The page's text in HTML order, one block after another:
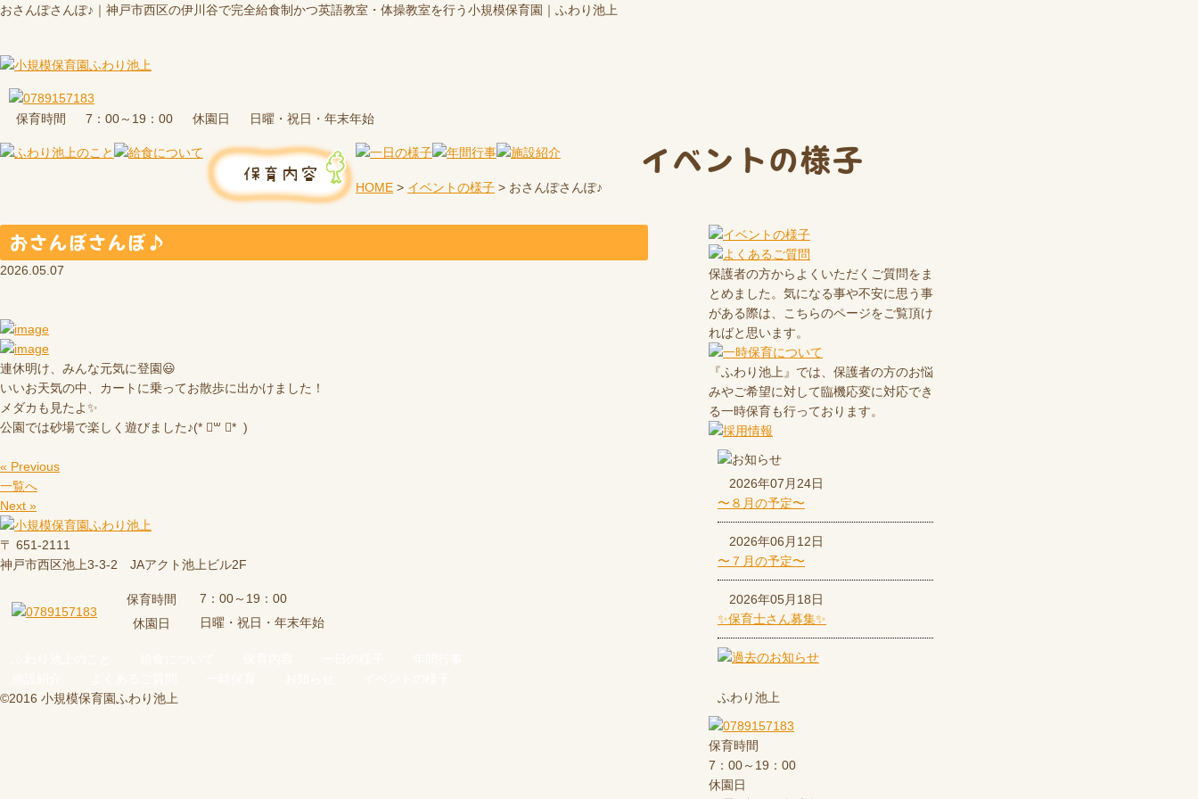
おさんぽさんぽ♪｜神戸市西区の伊川谷で完全給食制かつ英語教室・体操教室を行う小規模保育園｜ふわり池上
保育時間 7：00～19：00 休園日 日曜・祝日・年末年始
イベントの様子
HOME > イベントの様子 > おさんぽさんぽ♪
おさんぽさんぽ♪
2026.05.07
連休明け、みんな元気に登園😃
いいお天気の中、カートに乗ってお散歩に出かけました！
メダカも見たよ✨
公園では砂場で楽しく遊びました♪(* ॑꒳ ॑* )
« Previous
一覧へ
Next »
保護者の方からよくいただくご質問をま
とめました。気になる事や不安に思う事
がある際は、こちらのページをご覧頂け
ればと思います。
『ふわり池上』では、保護者の方のお悩
みやご希望に対して臨機応変に対応でき
る一時保育も行っております。
2026年07月24日
〜８月の予定〜
2026年06月12日
〜７月の予定〜
2026年05月18日
✨保育士さん募集✨
ふわり池上
保育時間
7：00～19：00
休園日
〒 651-2111
神戸市西区池上3-3-2 JAアクト池上ビル2F
保育時間
7：00～19：00
休園日
日曜・祝日・年末年始
©2016 小規模保育園ふわり池上